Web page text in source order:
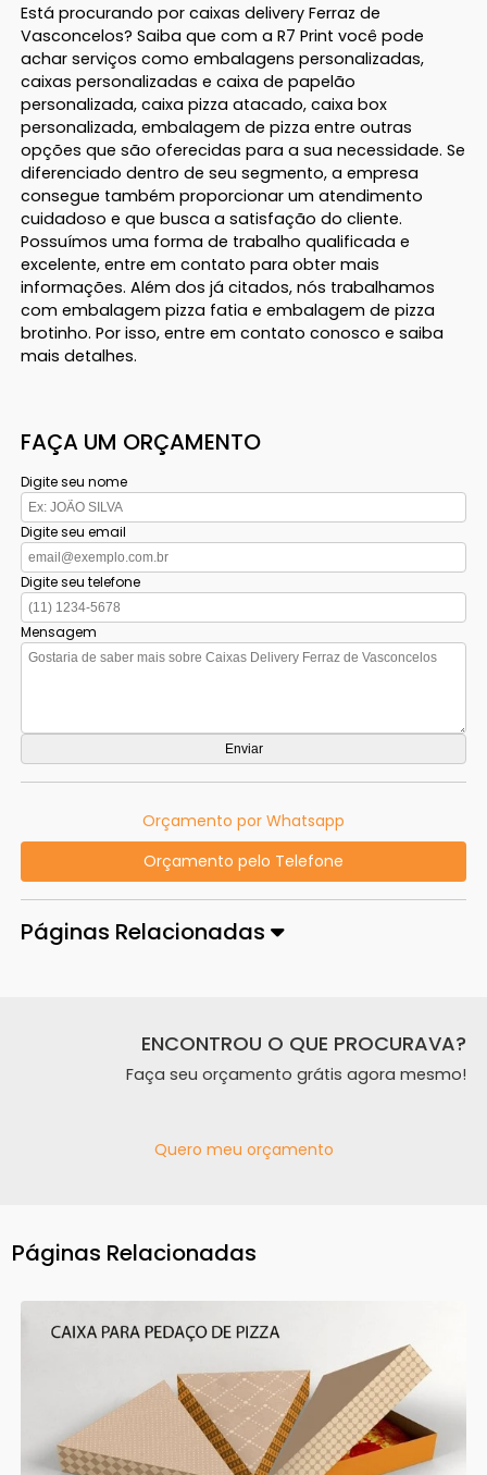
Está procurando por caixas delivery Ferraz de
Vasconcelos? Saiba que com a R7 Print você pode
achar serviços como embalagens personalizadas,
caixas personalizadas e caixa de papelão
personalizada, caixa pizza atacado, caixa box
personalizada, embalagem de pizza entre outras
opções que são oferecidas para a sua necessidade. Se
diferenciado dentro de seu segmento, a empresa
consegue também proporcionar um atendimento
cuidadoso e que busca a satisfação do cliente.
Possuímos uma forma de trabalho qualificada e
excelente, entre em contato para obter mais
informações. Além dos já citados, nós trabalhamos
com embalagem pizza fatia e embalagem de pizza
brotinho. Por isso, entre em contato conosco e saiba
mais detalhes.
FAÇA UM ORÇAMENTO
Digite seu nome
Digite seu email
Digite seu telefone
Mensagem
Orçamento por Whatsapp
Orçamento pelo Telefone
Páginas Relacionadas
ENCONTROU O QUE PROCURAVA?
Faça seu orçamento grátis agora mesmo!
Quero meu orçamento
Páginas Relacionadas